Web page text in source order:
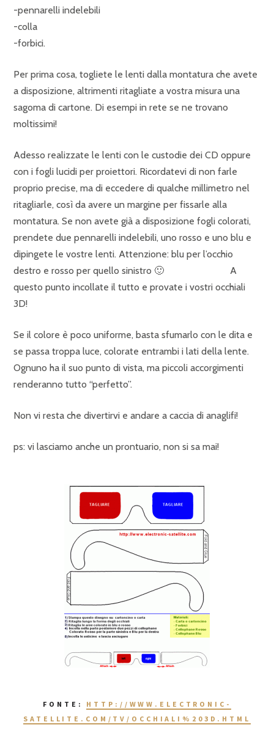
-pennarelli indelebili
-colla
-forbici.
Per prima cosa, togliete le lenti dalla montatura che avete
a disposizione, altrimenti ritagliate a vostra misura una
sagoma di cartone. Di esempi in rete se ne trovano
moltissimi!
Adesso realizzate le lenti con le custodie dei CD oppure
con i fogli lucidi per proiettori. Ricordatevi di non farle
proprio precise, ma di eccedere di qualche millimetro nel
ritagliarle, così da avere un margine per fissarle alla
montatura. Se non avete già a disposizione fogli colorati,
prendete due pennarelli indelebili, uno rosso e uno blu e
dipingete le vostre lenti. Attenzione: blu per l’occhio
destro e rosso per quello sinistro 🙂 A
questo punto incollate il tutto e provate i vostri occhiali
3D!
Se il colore è poco uniforme, basta sfumarlo con le dita e
se passa troppa luce, colorate entrambi i lati della lente.
Ognuno ha il suo punto di vista, ma piccoli accorgimenti
renderanno tutto “perfetto”.
Non vi resta che divertirvi e andare a caccia di anaglifi!
ps: vi lasciamo anche un prontuario, non si sa mai!
FONTE: HTTP://WWW.ELECTRONIC-
SATELLITE.COM/TV/OCCHIALI%203D.HTML